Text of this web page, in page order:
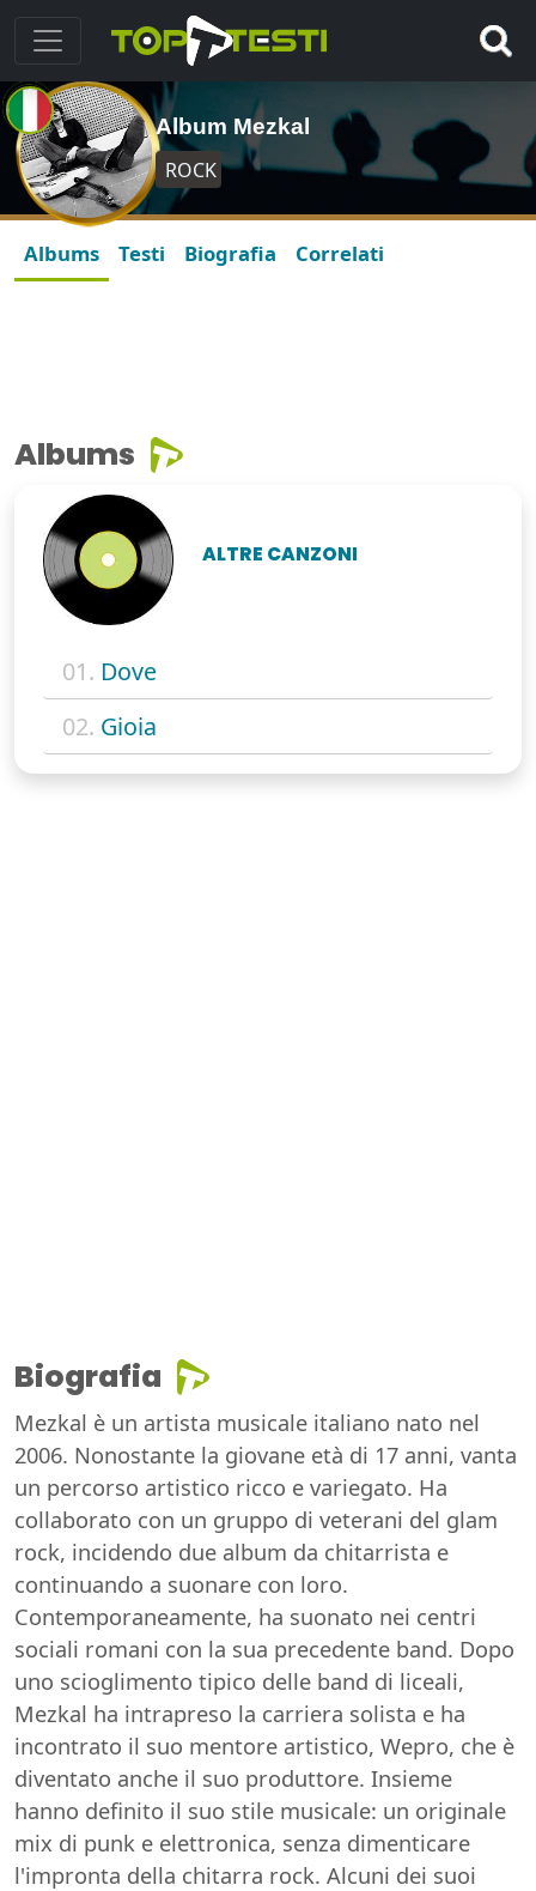
Album Mezkal
ROCK
Albums Testi Biografia Correlati
Albums
ALTRE CANZONI
01. Dove
02. Gioia
Biografia
Mezkal è un artista musicale italiano nato nel
2006. Nonostante la giovane età di 17 anni, vanta
un percorso artistico ricco e variegato. Ha
collaborato con un gruppo di veterani del glam
rock, incidendo due album da chitarrista e
continuando a suonare con loro.
Contemporaneamente, ha suonato nei centri
sociali romani con la sua precedente band. Dopo
uno scioglimento tipico delle band di liceali,
Mezkal ha intrapreso la carriera solista e ha
incontrato il suo mentore artistico, Wepro, che è
diventato anche il suo produttore. Insieme
hanno definito il suo stile musicale: un originale
mix di punk e elettronica, senza dimenticare
l'impronta della chitarra rock. Alcuni dei suoi